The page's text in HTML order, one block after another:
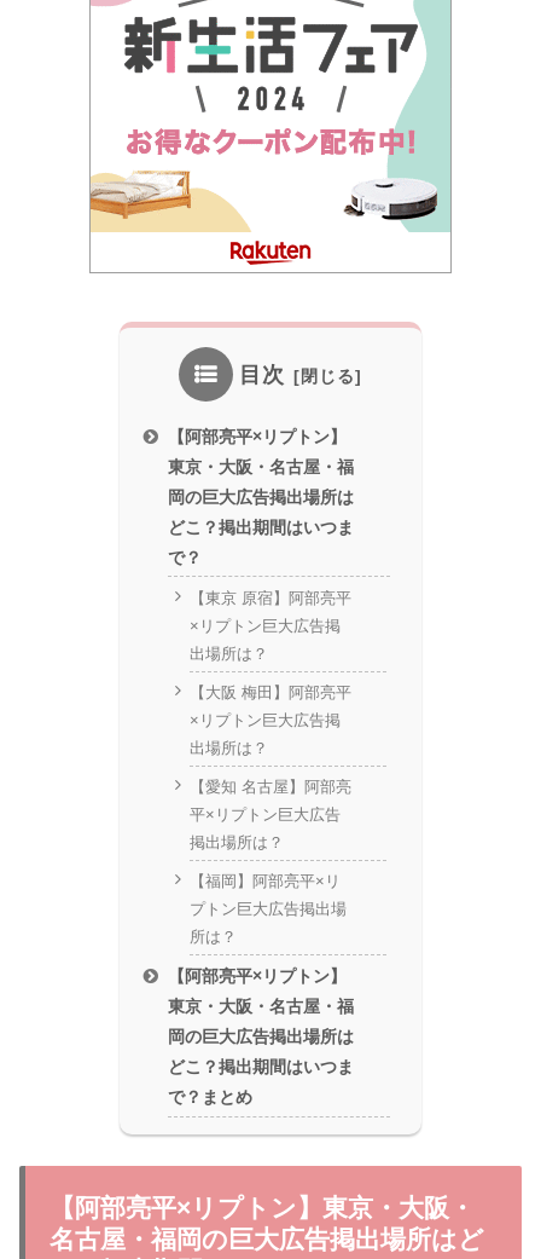
目次
【阿部亮平×リプトン】
東京・大阪・名古屋・福
岡の巨大広告掲出場所は
どこ？掲出期間はいつま
で？
【東京 原宿】阿部亮平
×リプトン巨大広告掲
出場所は？
【大阪 梅田】阿部亮平
×リプトン巨大広告掲
出場所は？
【愛知 名古屋】阿部亮
平×リプトン巨大広告
掲出場所は？
【福岡】阿部亮平×リ
プトン巨大広告掲出場
所は？
【阿部亮平×リプトン】
東京・大阪・名古屋・福
岡の巨大広告掲出場所は
どこ？掲出期間はいつま
で？まとめ
【阿部亮平×リプトン】東京・大阪・
名古屋・福岡の巨大広告掲出場所はど